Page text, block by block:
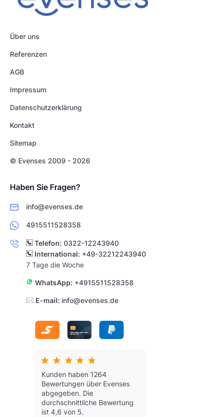
Über uns
Referenzen
AGB
Impressum
Datenschutzerklärung
Kontakt
Sitemap
© Evenses 2009 - 2026
Haben Sie Fragen?
info@evenses.de
4915511528358
Telefon: 0322-12243940
International: +49-32212243940
7 Tage die Woche
WhatsApp: +4915511528358
E-mail: info@evenses.de
Kunden haben 1264
Bewertungen über Evenses
abgegeben. Die
durchschnittliche Bewertung
ist 4,6 von 5.